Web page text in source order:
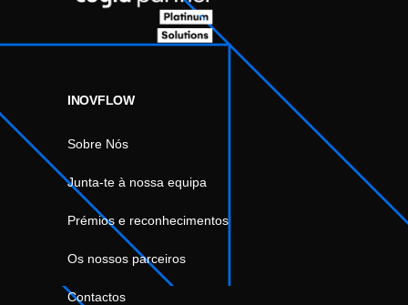
INOVFLOW
Sobre Nós
Junta-te à nossa equipa
Prémios e reconhecimentos
Os nossos parceiros
Contactos